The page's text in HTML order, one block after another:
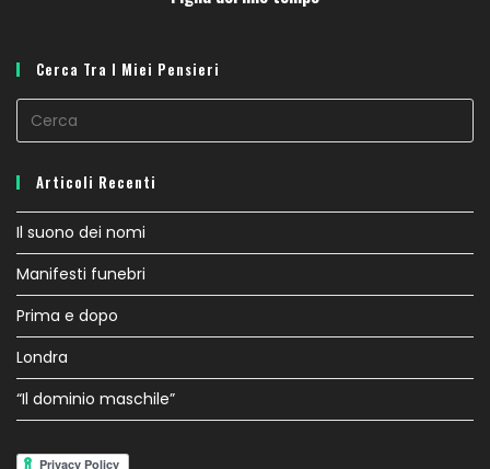
Cerca Tra I Miei Pensieri
Articoli Recenti
Il suono dei nomi
Manifesti funebri
Prima e dopo
Londra
“Il dominio maschile”